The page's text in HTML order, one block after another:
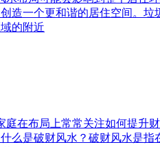
造一个更和谐的居住空间。
的附近
在布局上常常关注如何提升
么是破财风水？破财风水是